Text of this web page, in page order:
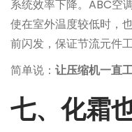
系统效率下降。ABC空
使在室外温度较低时，
前闪发，保证节流元件工
简单说： 让压缩机一直
七、化霜